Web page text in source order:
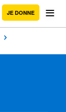
JE DONNE